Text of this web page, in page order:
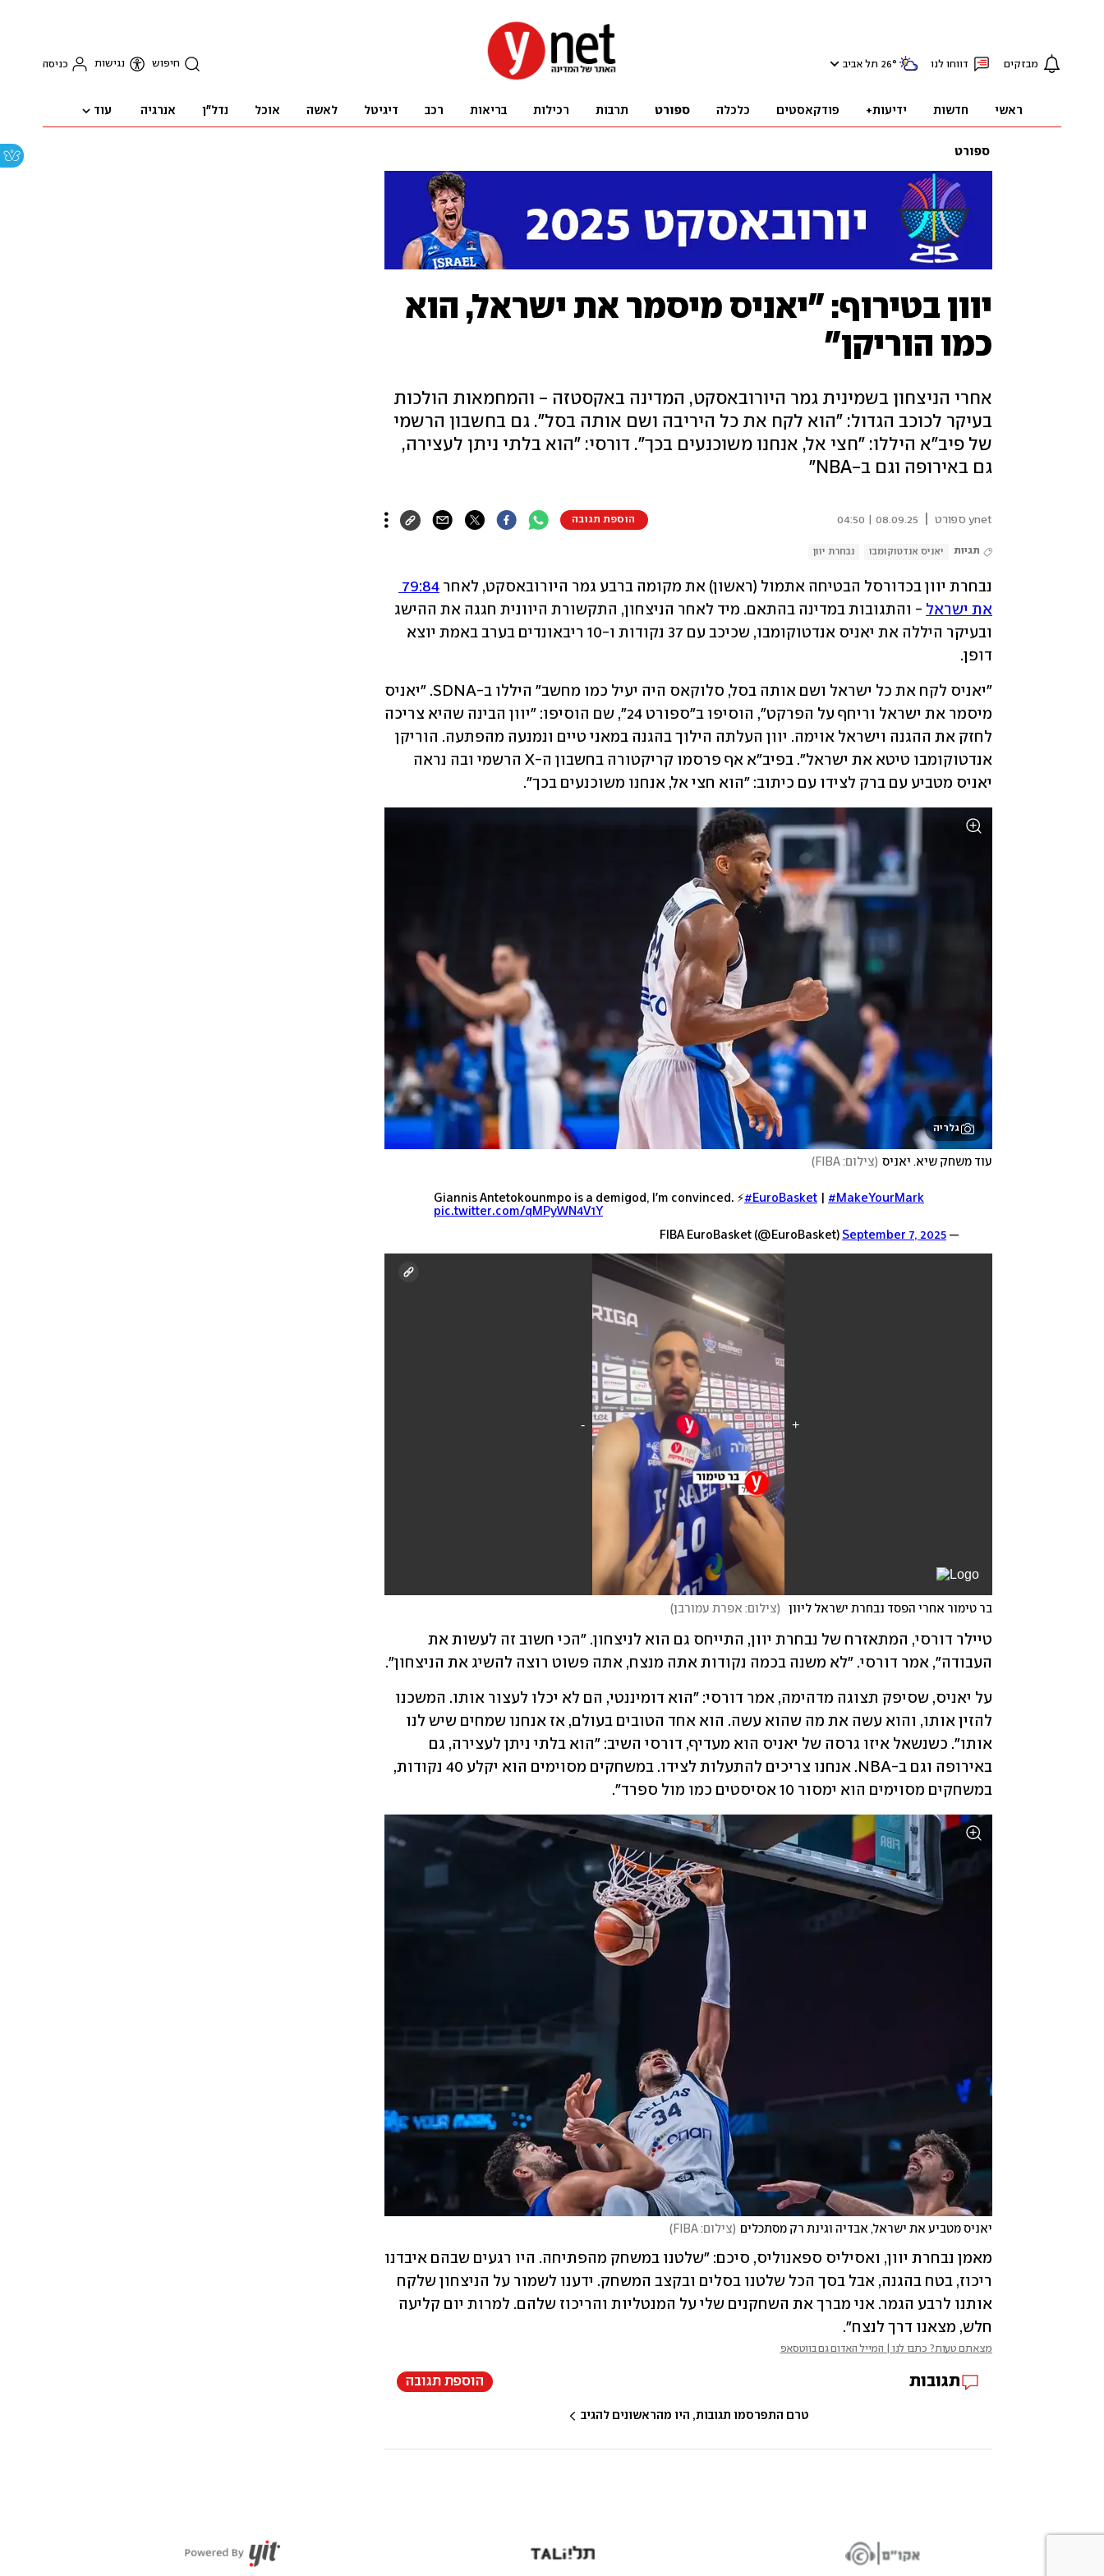
מבזקים דווחו לנו 26° תל אביב חיפוש נגישות כניסה
ראשי חדשות ידיעות+ פודקאסטים כלכלה ספורט תרבות רכילות בריאות רכב דיגיטל לאשה אוכל נדל"ן אנרגיה עוד
ספורט
יוון בטירוף: "יאניס מיסמר את ישראל, הוא
כמו הוריקן"
אחרי הניצחון בשמינית גמר היורובאסקט, המדינה באקסטזה - והמחמאות הולכות
בעיקר לכוכב הגדול: "הוא לקח את כל היריבה ושם אותה בסל". גם בחשבון הרשמי
של פיב"א היללו: "חצי אל, אנחנו משוכנעים בכך". דורסי: "הוא בלתי ניתן לעצירה,
גם באירופה וגם ב-NBA"
ynet ספורט 08.09.25 | 04:50 הוספת תגובה
תגיות יאניס אנדטוקומבו נבחרת יוון
נבחרת יוון בכדורסל הבטיחה אתמול (ראשון) את מקומה ברבע גמר היורובאסקט, לאחר
את ישראל
דופן.
יאניס מטביע עם ברק לצידו עם כיתוב: "הוא חצי אל, אנחנו משוכנעים בכך".
גלריה
עוד משחק שיא. יאניס (צילום: FIBA )
Giannis Antetokounmpo is a demigod, I'm convinced. ⚡️#EuroBasket
#MakeYourMark
pic.twitter.com/qMPyWN4V1Y
— FIBA EuroBasket (@EuroBasket)
September 7, 2025
בר טימור אחרי הפסד נבחרת ישראל ליוון (צילום: אפרת עמורבן)
העבודה", אמר דורסי. "לא משנה בכמה נקודות אתה מנצח, אתה פשוט רוצה להשיג את הניצחון".
במשחקים מסוימים הוא ימסור 10 אסיסטים כמו מול ספרד".
יאניס מטביע את ישראל, אבדיה וגינת רק מסתכלים (צילום: FIBA )
חלש, מצאנו דרך לנצח".
מצאתם טעות? כתבו לנו | המייל האדום גם בווטסאפ
תגובות הוספת תגובה
טרם התפרסמו תגובות, היו מהראשונים להגיב